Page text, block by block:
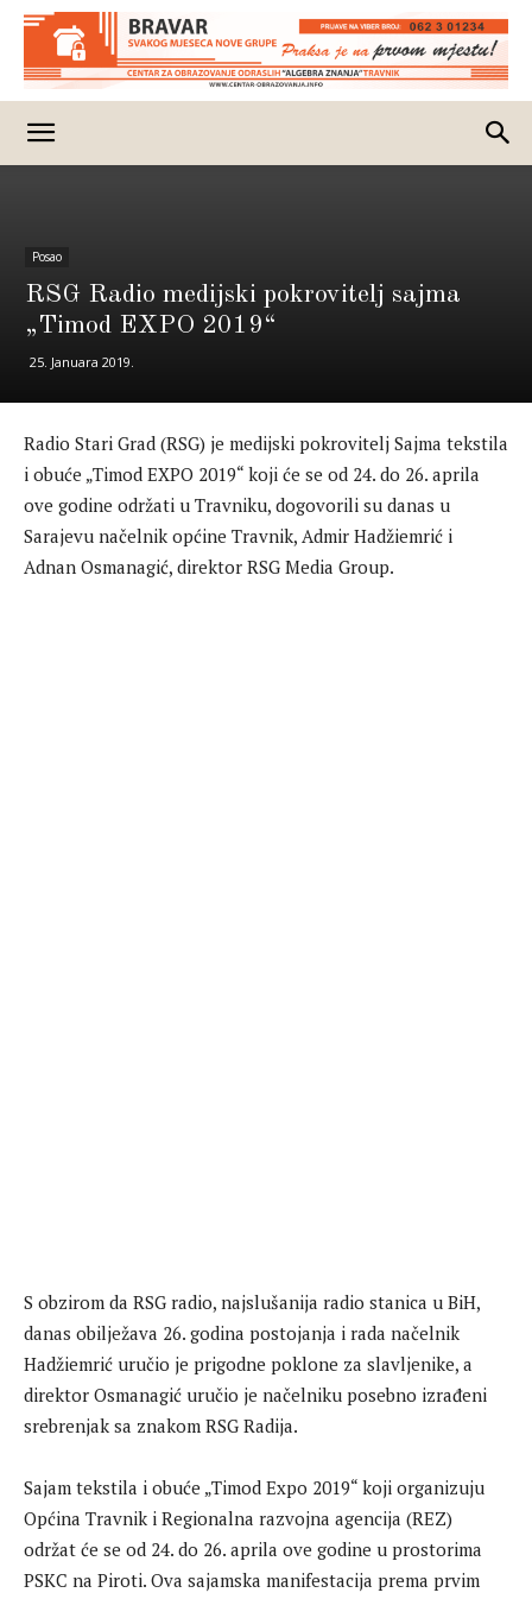
Posao
RSG Radio medijski pokrovitelj sajma
„Timod EXPO 2019“
25. Januara 2019.
Radio Stari Grad (RSG) je medijski pokrovitelj Sajma tekstila
i obuće „Timod EXPO 2019“ koji će se od 24. do 26. aprila
ove godine održati u Travniku, dogovorili su danas u
Sarajevu načelnik općine Travnik, Admir Hadžiemrić i
Adnan Osmanagić, direktor RSG Media Group.
S obzirom da RSG radio, najslušanija radio stanica u BiH,
danas obilježava 26. godina postojanja i rada načelnik
Hadžiemrić uručio je prigodne poklone za slavljenike, a
direktor Osmanagić uručio je načelniku posebno izrađeni
srebrenjak sa znakom RSG Radija.
Sajam tekstila i obuće „Timod Expo 2019“ koji organizuju
Općina Travnik i Regionalna razvojna agencija (REZ)
održat će se od 24. do 26. aprila ove godine u prostorima
PSKC na Piroti. Ova sajamska manifestacija prema prvim